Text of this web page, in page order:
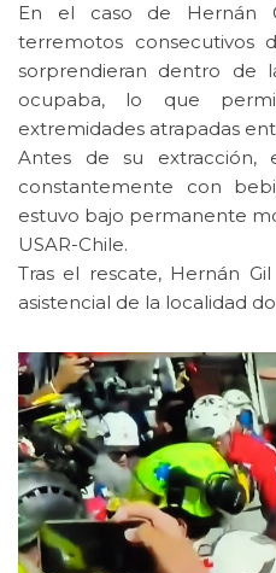
En el caso de Hernán
terremotos consecutivos
sorprendieran dentro de
ocupaba, lo que
extremidades atrapadas
Antes de su extracción,
constantemente con
estuvo bajo permanente
USAR-Chile.
Tras el rescate, Hernán
asistencial de la localidad